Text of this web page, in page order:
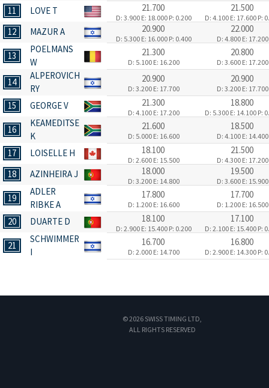
11 LOVE T 21.700
D: 3.900 E: 18.000 P: 0.200
21.500
D: 4.100 E: 17.600 P:
12 MAZUR A 20.900
D: 5.300 E: 16.000 P: 0.400
22.000
D: 4.800 E: 17.200
13
POELMANS
W
21.300
D: 5.100 E: 16.200
20.800
D: 3.600 E: 17.200
14
ALPEROVICH
RY
20.900
D: 3.200 E: 17.700
20.900
D: 3.200 E: 17.700
15 GEORGE V 21.300
D: 4.100 E: 17.200
18.800
D: 5.300 E: 14.100 P:
16
KEAMEDITSE
K
21.600
D: 5.000 E: 16.600
18.500
D: 4.100 E: 14.400
17 LOISELLE H 18.100
D: 2.600 E: 15.500
21.500
D: 4.300 E: 17.200
18 AZINHEIRA J 18.000
D: 3.200 E: 14.800
19.500
D: 3.600 E: 15.900
19
ADLER
RIBKE A
17.800
D: 1.200 E: 16.600
17.700
D: 1.200 E: 16.500
20 DUARTE D 18.100
D: 2.900 E: 15.400 P: 0.200
17.100
D: 2.100 E: 15.400 P:
21
SCHWIMMER
I
16.700
D: 2.000 E: 14.700
16.800
D: 2.900 E: 14.300 P:
© 2026 SWISS TIMING LTD,
ALL RIGHTS RESERVED